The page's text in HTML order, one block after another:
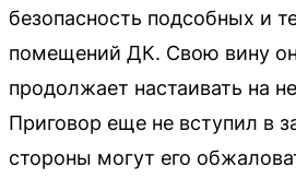
безопасность подсобных и
помещений ДК. Свою вину
продолжает настаивать на
Приговор еще не вступил в
стороны могут его